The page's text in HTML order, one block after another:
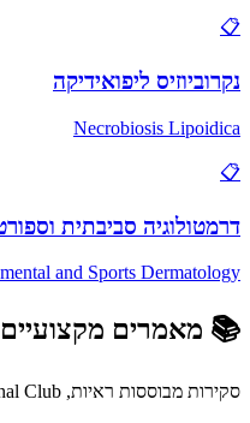
📋
נקרוביוזיס ליפואידיקה
Necrobiosis Lipoidica
📋
דרמטולוגיה סביבתית
and Sports Dermatology
📚 מאמרים מקצועיים
סקירות מבוססות ראיות, Journal Club וחידושים